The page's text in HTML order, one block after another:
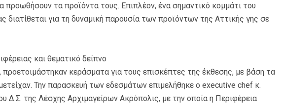
προωθήσουν τα προϊόντα τους. Επιπλέον, ένα σημαντικό κομμάτι του
διατίθεται για τη δυναμική παρουσία των προϊόντων της Αττικής γης σε
και θεματικό δείπνο
κεράσματα για τους επισκέπτες της έκθεσης, με βάση τα
Την παρασκευή των εδεσμάτων επιμελήθηκε ο executive chef κ.
Δ.Σ. της Λέσχης Αρχιμαγείρων Ακρόπολις, με την οποία η Περιφέρεια